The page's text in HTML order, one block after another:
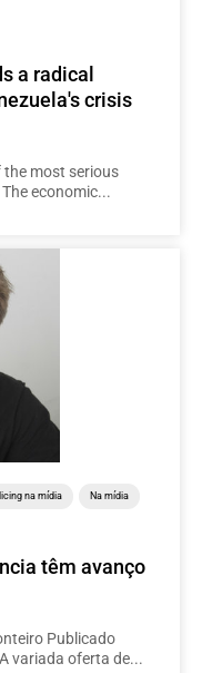
a radical
crisis
the most serious
economic...
na mídia Na mídia
têm avanço
Publicado
variada oferta de...